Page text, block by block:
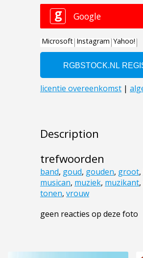
Description
trefwoorden
band, goud, gouden, groot,
musican, muziek, muzikant,
tonen, vrouw
geen reacties op deze foto